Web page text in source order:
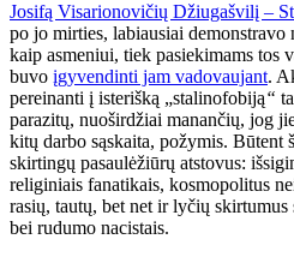
Josifą Visarionovičių Džiugašvilį –
po jo mirties, labiausiai
kaip asmeniui, tiek pasiekimams tos
buvo įgyvendinti jam vadovaujant.
pereinanti į isterišką „stalinofobiją“
parazitų, nuoširdžiai manančių, jog
kitų darbo sąskaita, požymis. Būtent
skirtingų pasaulėžiūrų atstovus:
religiniais fanatikais, kosmopolitus
rasių, tautų, bet net ir lyčių
bei rudumo nacistais.